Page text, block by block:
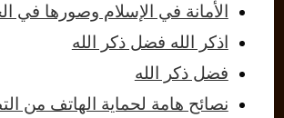
الأمانة في الإسلام وصورها في
اذكر الله فضل ذكر الله
فضل ذكر الله
نصائح هامة لحماية الهاتف من